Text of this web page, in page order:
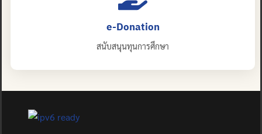
e-Donation
สนับสนุนทุนการศึกษา